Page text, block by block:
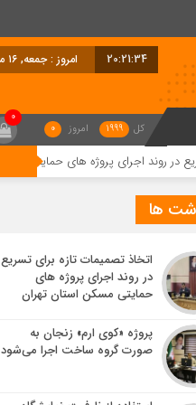
20:21:35 امروز : جمعه, ۱۶ مرداد , ۱۴۰۵
کل 1999 امروز 0
0
پروژه های حمایتی مسکن استان تهران
ها
اتخاذ تصمیمات تازه برای تسریع
در روند اجرای پروژه های
حمایتی مسکن استان تهران
پروژه «کوی ارم» زنجان به
صورت گروه ساخت اجرا می‌شود